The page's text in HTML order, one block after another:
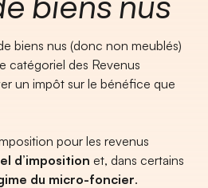
biens nus (donc non meublés)
catégoriel des Revenus
un impôt sur le bénéfice que
pour les revenus
d’imposition et, dans certains
du micro-foncier.